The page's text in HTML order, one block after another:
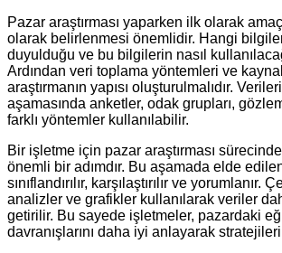
Pazar araştırması yaparken ilk olarak
olarak belirlenmesi önemlidir. Hangi
duyulduğu ve bu bilgilerin nasıl
Ardından veri toplama yöntemleri ve
araştırmanın yapısı oluşturulmalıdır.
aşamasında anketler, odak grupları,
farklı yöntemler kullanılabilir.
Bir işletme için pazar araştırması
önemli bir adımdır. Bu aşamada elde
sınıflandırılır, karşılaştırılır ve yorumlanır.
analizler ve grafikler kullanılarak veriler
getirilir. Bu sayede işletmeler, pazardaki
davranışlarını daha iyi anlayarak